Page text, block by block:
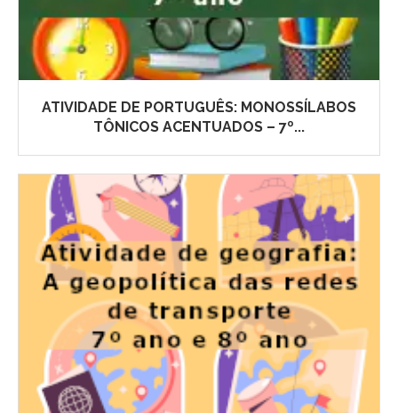
ATIVIDADE DE PORTUGUÊS: MONOSSÍLABOS
TÔNICOS ACENTUADOS – 7º...